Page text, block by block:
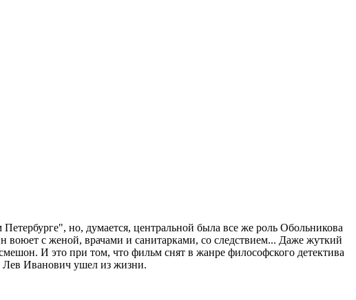
но, думается, центральной была все же роль Обольникова
с женой, врачами и санитарками, со следствием... Даже жуткий
И это при том, что фильм снят в жанре философского детектива
Лев Иванович ушел из жизни.